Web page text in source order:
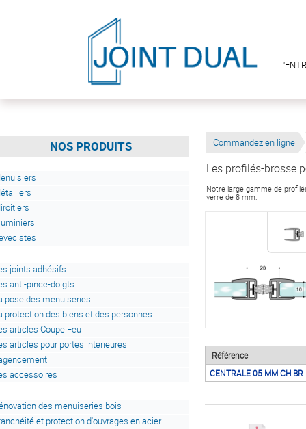
NOS PRODUITS
joints adhésifs
anti-pince-doigts
pose des menuiseries
protection des biens et des personnes
articles Coupe Feu
articles pour portes interieures
accessoires
des menuiseries bois
et protection d'ouvrages en acier
Commandez en ligne
Les profilés-brosse
Notre large gamme de
verre de 8 mm.
Référence
CENTRALE 05 MM CH BR